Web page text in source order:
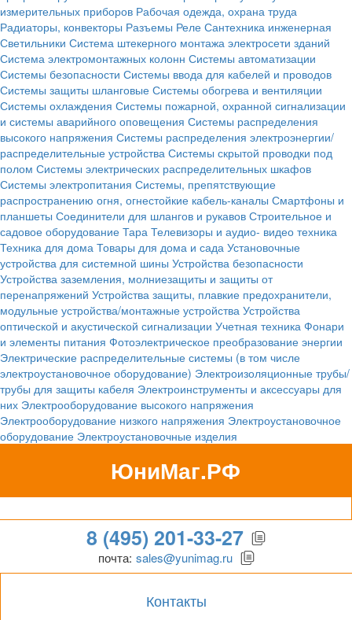
измерительных приборов Рабочая одежда, охрана труда
Радиаторы, конвекторы Разъемы Реле Сантехника инженерная
Светильники Система штекерного монтажа электросети зданий
Система электромонтажных колонн Системы автоматизации
Системы безопасности Системы ввода для кабелей и проводов
Системы защиты шланговые Системы обогрева и вентиляции
Системы охлаждения Системы пожарной, охранной сигнализации
и системы аварийного оповещения Системы распределения
высокого напряжения Системы распределения электроэнергии/
распределительные устройства Системы скрытой проводки под
полом Системы электрических распределительных шкафов
Системы электропитания Системы, препятствующие
распространению огня, огнестойкие кабель-каналы Смартфоны и
планшеты Соединители для шлангов и рукавов Строительное и
садовое оборудование Тара Телевизоры и аудио- видео техника
Техника для дома Товары для дома и сада Установочные
устройства для системной шины Устройства безопасности
Устройства заземления, молниезащиты и защиты от
перенапряжений Устройства защиты, плавкие предохранители,
модульные устройства/монтажные устройства Устройства
оптической и акустической сигнализации Учетная техника Фонари
и элементы питания Фотоэлектрическое преобразование энергии
Электрические распределительные системы (в том числе
электроустановочное оборудование) Электроизоляционные трубы/
трубы для защиты кабеля Электроинструменты и аксессуары для
них Электрооборудование высокого напряжения
Электрооборудование низкого напряжения Электроустановочное
оборудование Электроустановочные изделия
ЮниМаг.РФ
Гипермаркет для бизнеса
8 (495) 201-33-27
почта: sales@yunimag.ru
Контакты